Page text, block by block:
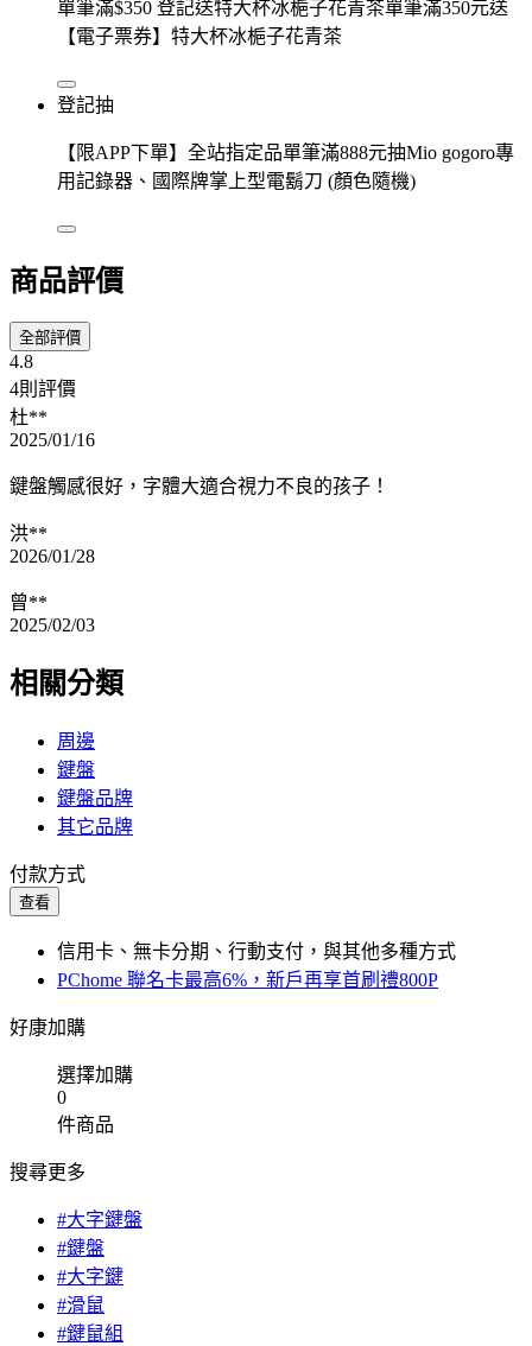
單筆滿$350 登記送特大杯冰梔子花青茶單筆滿350元送
【電子票券】特大杯冰梔子花青茶
登記抽
【限APP下單】全站指定品單筆滿888元抽Mio gogoro專
用記錄器、國際牌掌上型電鬍刀 (顏色隨機)
商品評價
全部評價
4.8
4則評價
杜**
2025/01/16
鍵盤觸感很好，字體大適合視力不良的孩子！
洪**
2026/01/28
曾**
2025/02/03
相關分類
周邊
鍵盤
鍵盤品牌
其它品牌
付款方式
查看
信用卡、無卡分期、行動支付，與其他多種方式
PChome 聯名卡最高6%，新戶再享首刷禮800P
好康加購
選擇加購
0
件商品
搜尋更多
#大字鍵盤
#鍵盤
#大字鍵
#滑鼠
#鍵鼠組